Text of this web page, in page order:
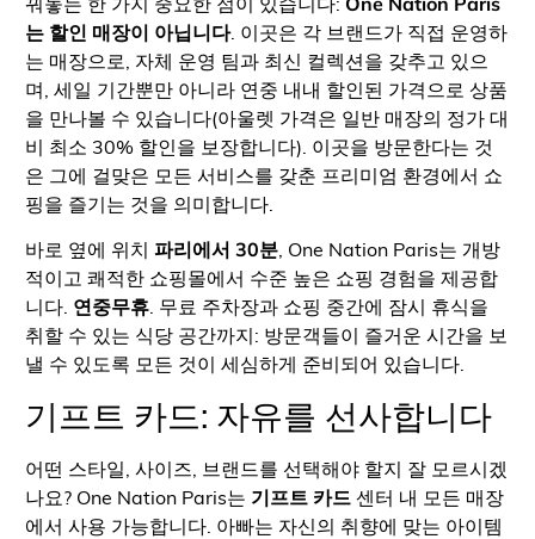
는 할인 매장이 아닙니다. 이곳은 각 브랜드가 직접 운영하
는 매장으로, 자체 운영 팀과 최신 컬렉션을 갖추고 있으
며, 세일 기간뿐만 아니라 연중 내내 할인된 가격으로 상품
을 만나볼 수 있습니다(아울렛 가격은 일반 매장의 정가 대
비 최소 30% 할인을 보장합니다). 이곳을 방문한다는 것
은 그에 걸맞은 모든 서비스를 갖춘 프리미엄 환경에서 쇼
핑을 즐기는 것을 의미합니다.
바로 옆에 위치 파리에서 30분, One Nation Paris는 개방
적이고 쾌적한 쇼핑몰에서 수준 높은 쇼핑 경험을 제공합
니다. 연중무휴. 무료 주차장과 쇼핑 중간에 잠시 휴식을
취할 수 있는 식당 공간까지: 방문객들이 즐거운 시간을 보
낼 수 있도록 모든 것이 세심하게 준비되어 있습니다.
기프트 카드: 자유를 선사합니다
어떤 스타일, 사이즈, 브랜드를 선택해야 할지 잘 모르시겠
나요? One Nation Paris는 기프트 카드센터 내 모든 매장
에서 사용 가능합니다. 아빠는 자신의 취향에 맞는 아이템